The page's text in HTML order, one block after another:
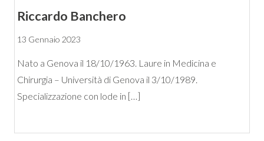
Riccardo Banchero
13 Gennaio 2023
Nato a Genova il 18/10/1963. Laure in Medicina e
Chirurgia – Università di Genova il 3/10/1989.
Specializzazione con lode in […]